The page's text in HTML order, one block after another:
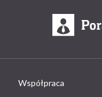
Współpraca